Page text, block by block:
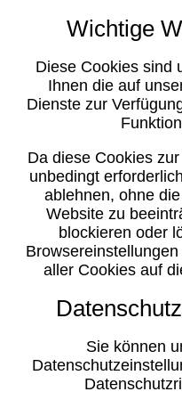
Wichtige
Diese Cookies sind
Ihnen die auf
Dienste zur
Da diese Cookies
unbedingt
ablehnen, ohne
Website zu
blockieren oder
aller Cookies auf
Sie können